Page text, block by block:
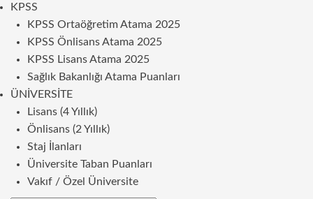
KPSS
KPSS Ortaöğretim Atama 2025
KPSS Önlisans Atama 2025
KPSS Lisans Atama 2025
Sağlık Bakanlığı Atama Puanları
ÜNIVERSITE
Lisans (4 Yıllık)
Önlisans (2 Yıllık)
Staj İlanları
Üniversite Taban Puanları
Vakıf / Özel Üniversite